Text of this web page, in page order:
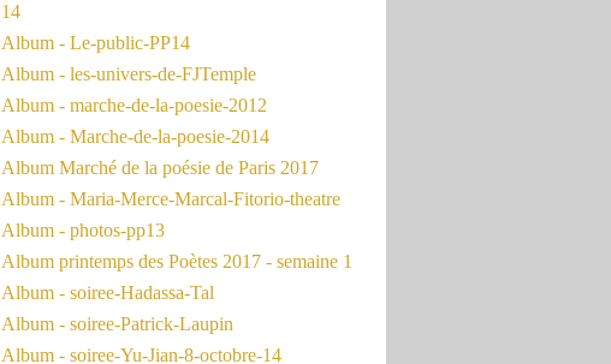
14
Album - Le-public-PP14
Album - les-univers-de-FJTemple
Album - marche-de-la-poesie-2012
Album - Marche-de-la-poesie-2014
Album Marché de la poésie de Paris 2017
Album - Maria-Merce-Marcal-Fitorio-theatre
Album - photos-pp13
Album printemps des Poètes 2017 - semaine 1
Album - soiree-Hadassa-Tal
Album - soiree-Patrick-Laupin
Album - soiree-Yu-Jian-8-octobre-14